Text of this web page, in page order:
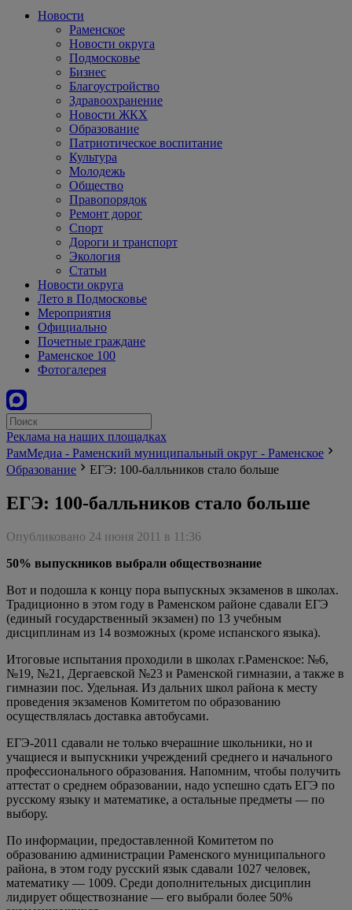
Новости
Раменское
Новости округа
Подмосковье
Бизнес
Благоустройство
Здравоохранение
Новости ЖКХ
Образование
Патриотическое воспитание
Культура
Молодежь
Общество
Правопорядок
Ремонт дорог
Спорт
Дороги и транспорт
Экология
Статьи
Новости округа
Лето в Подмосковье
Мероприятия
Официально
Почетные граждане
Раменское 100
Фотогалерея
Реклама на наших площадках
РамМедиа - Раменский муниципальный округ - Раменское
Образование
ЕГЭ: 100-балльников стало больше
ЕГЭ: 100-балльников стало больше
Опубликовано 24 июня 2011 в 11:36
50% выпускников выбрали обществознание
Вот и подошла к концу пора выпускных экзаменов в школах.
Традиционно в этом году в Раменском районе сдавали ЕГЭ
(единый государственный экзамен) по 13 учебным
дисциплинам из 14 возможных (кроме испанского языка).
Итоговые испытания проходили в школах г.Раменское: №6,
№19, №21, Дергаевской №23 и Раменской гимназии, а также в
гимназии пос. Удельная. Из дальних школ района к месту
проведения экзаменов Комитетом по образованию
осуществлялась доставка автобусами.
ЕГЭ-2011 сдавали не только вчерашние школьники, но и
учащиеся и выпускники учреждений среднего и начального
профессионального образования. Напомним, чтобы получить
аттестат о среднем образовании, надо успешно сдать ЕГЭ по
русскому языку и математике, а остальные предметы — по
выбору.
По информации, предоставленной Комитетом по
образованию администрации Раменского муниципального
района, в этом году русский язык сдавали 1027 человек,
математику — 1009. Среди дополнительных дисциплин
лидирует обществознание — его выбрали более 50%